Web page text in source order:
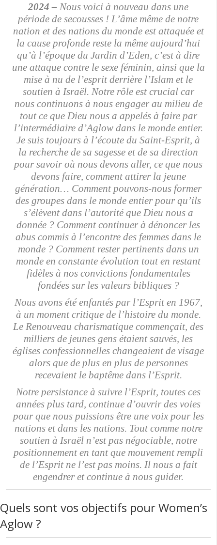
2024 – Nous voici à nouveau dans une
période de secousses ! L’âme même de notre
nation et des nations du monde est attaquée et
la cause profonde reste la même aujourd’hui
qu’à l’époque du Jardin d’Eden, c’est à dire
une attaque contre le sexe féminin, ainsi que la
mise à nu de l’esprit derrière l’Islam et le
soutien à Israël. Notre rôle est crucial car
nous continuons à nous engager au milieu de
tout ce que Dieu nous a appelés à faire par
l’intermédiaire d’Aglow dans le monde entier.
Je suis toujours à l’écoute du Saint-Esprit, à
la recherche de sa sagesse et de sa direction
pour savoir où nous devons aller, ce que nous
devons faire, comment attirer la jeune
génération… Comment pouvons-nous former
des groupes dans le monde entier pour qu’ils
s’élèvent dans l’autorité que Dieu nous a
donnée ? Comment continuer à dénoncer les
abus commis à l’encontre des femmes dans le
monde ? Comment rester pertinents dans un
monde en constante évolution tout en restant
fidèles à nos convictions fondamentales
fondées sur les valeurs bibliques ?
Nous avons été enfantés par l’Esprit en 1967,
à un moment critique de l’histoire du monde.
Le Renouveau charismatique commençait, des
milliers de jeunes gens étaient sauvés, les
églises confessionnelles changeaient de visage
alors que de plus en plus de personnes
recevaient le baptême dans l’Esprit.
Notre persistance à suivre l’Esprit, toutes ces
années plus tard, continue d’ouvrir des voies
pour que nous puissions être une voix pour les
nations et dans les nations. Tout comme notre
soutien à Israël n’est pas négociable, notre
positionnement en tant que mouvement rempli
de l’Esprit ne l’est pas moins. Il nous a fait
engendrer et continue à nous guider.
Quels sont vos objectifs pour Women’s
Aglow ?